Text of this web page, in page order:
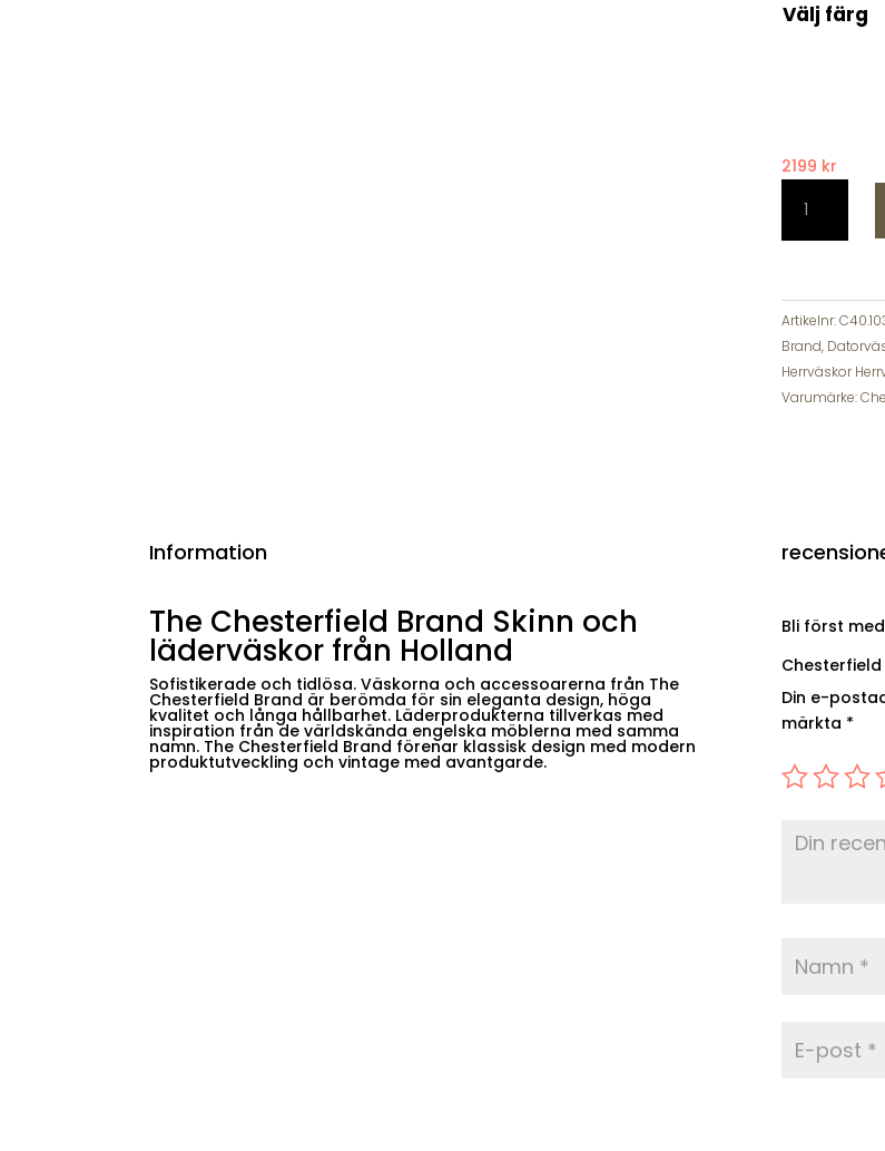
Välj färg
2199 kr
Datorväska
Calvi
The
Brand
mängd
Artikelnr:
Brand,
Herrväskor
Varumärke:
Information
The Chesterfield Brand Skinn och
läderväskor från Holland
Sofistikerade och tidlösa. Väskorna och accessoarerna från The
Chesterfield Brand är berömda för sin eleganta design, höga
kvalitet och långa hållbarhet. Läderprodukterna tillverkas med
inspiration från de världskända engelska möblerna med samma
namn. The Chesterfield Brand förenar klassisk design med modern
produktutveckling och vintage med avantgarde.
Bli först
Chesterfield
Din e-
märkta *